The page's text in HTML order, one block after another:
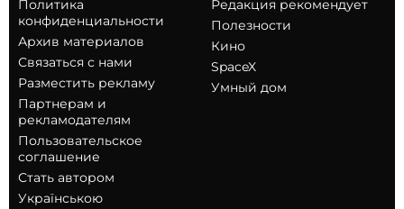
Политика
конфиденциальности
Архив материалов
Связаться с нами
Разместить рекламу
Партнерам и
рекламодателям
Пользовательское
соглашение
Стать автором
Українською
Редакция рекомендует
Полезности
Кино
SpaceX
Умный дом